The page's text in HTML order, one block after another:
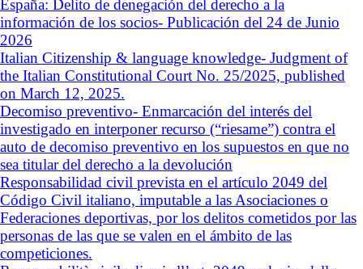
España: Delito de denegación del derecho a la
información de los socios- Publicación del 24 de Junio
2026
Italian Citizenship & language knowledge- Judgment of
the Italian Constitutional Court No. 25/2025, published
on March 12, 2025.
Decomiso preventivo- Enmarcación del interés del
investigado en interponer recurso (“riesame”) contra el
auto de decomiso preventivo en los supuestos en que no
sea titular del derecho a la devolución
Responsabilidad civil prevista en el artículo 2049 del
Código Civil italiano, imputable a las Asociaciones o
Federaciones deportivas, por los delitos cometidos por las
personas de las que se valen en el ámbito de las
competiciones.